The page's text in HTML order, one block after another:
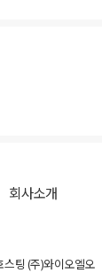
회사소개
팅 (주)와이오엘오